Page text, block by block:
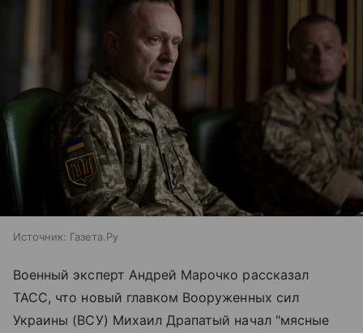
Источник: Газета.Ру
Военный эксперт Андрей Марочко рассказал
ТАСС, что новый главком Вооруженных сил
Украины (ВСУ) Михаил Драпатый начал "мясные